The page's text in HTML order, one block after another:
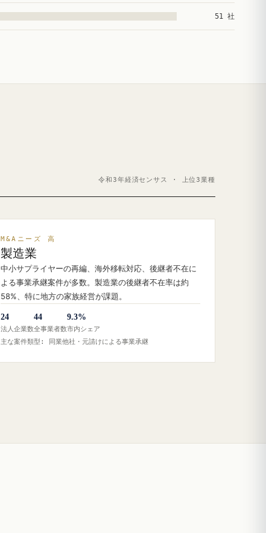
51 社
令和3年経済センサス · 上位3業種
M&Aニーズ 高
製造業
中小サプライヤーの再編、海外移転対応、後継者不在に
よる事業承継案件が多数。製造業の後継者不在率は約
58%、特に地方の家族経営が課題。
24
法人企業数
44
全事業者数
9.3%
市内シェア
主な案件類型: 同業他社・元請けによる事業承継